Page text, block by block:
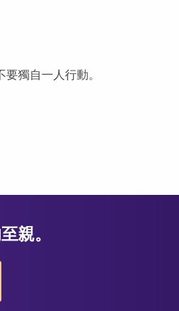
獨自一人行動。
親。